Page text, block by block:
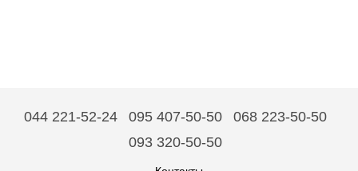
044 221-52-24 095 407-50-50
068 223-50-50
093 320-50-50